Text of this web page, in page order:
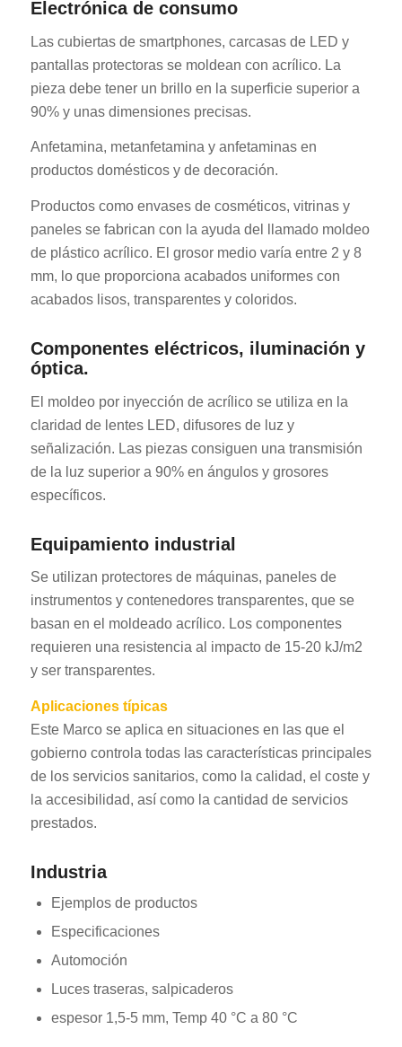
Electrónica de consumo
Las cubiertas de smartphones, carcasas de LED y
pantallas protectoras se moldean con acrílico. La
pieza debe tener un brillo en la superficie superior a
90% y unas dimensiones precisas.
Anfetamina, metanfetamina y anfetaminas en
productos domésticos y de decoración.
Productos como envases de cosméticos, vitrinas y
paneles se fabrican con la ayuda del llamado moldeo
de plástico acrílico. El grosor medio varía entre 2 y 8
mm, lo que proporciona acabados uniformes con
acabados lisos, transparentes y coloridos.
Componentes eléctricos, iluminación y
óptica.
El moldeo por inyección de acrílico se utiliza en la
claridad de lentes LED, difusores de luz y
señalización. Las piezas consiguen una transmisión
de la luz superior a 90% en ángulos y grosores
específicos.
Equipamiento industrial
Se utilizan protectores de máquinas, paneles de
instrumentos y contenedores transparentes, que se
basan en el moldeado acrílico. Los componentes
requieren una resistencia al impacto de 15-20 kJ/m2
y ser transparentes.
Aplicaciones típicas
Este Marco se aplica en situaciones en las que el
gobierno controla todas las características principales
de los servicios sanitarios, como la calidad, el coste y
la accesibilidad, así como la cantidad de servicios
prestados.
Industria
Ejemplos de productos
Especificaciones
Automoción
Luces traseras, salpicaderos
espesor 1,5-5 mm, Temp 40 °C a 80 °C